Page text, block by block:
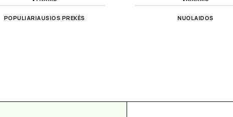
POPULIARIAUSIOS PREKĖS NUOLAIDOS